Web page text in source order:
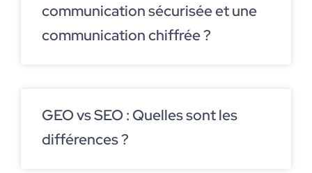
communication sécurisée et une
communication chiffrée ?
GEO vs SEO : Quelles sont les
différences ?